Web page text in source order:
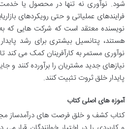
شود. نوآوری نه تنها در محصول یا
فرایندهای عملیاتی و حتی رویکردهای
نویسنده معتقد است که شرکت هایی که
هستند، پتانسیل بیشتری برای رشد
نوآوری مستمر به کارآفرینان کمک می کند تا
نیازهای جدید مشتریان را برآورده کنند و
پایدار خلق ثروت تثبیت کنند.
آموزه های اصلی کتاب
کتاب کشف و خلق فرصت های درآمدساز